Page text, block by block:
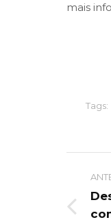
mais
Tags: